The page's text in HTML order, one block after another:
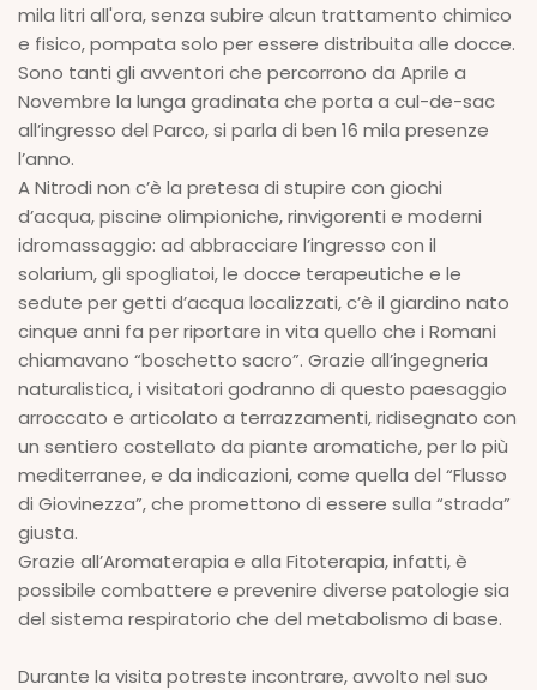
mila litri all'ora, senza subire alcun trattamento chimico
e fisico, pompata solo per essere distribuita alle docce.
Sono tanti gli avventori che percorrono da Aprile a
Novembre la lunga gradinata che porta a cul-de-sac
all’ingresso del Parco, si parla di ben 16 mila presenze
l’anno.
A Nitrodi non c’è la pretesa di stupire con giochi
d’acqua, piscine olimpioniche, rinvigorenti e moderni
idromassaggio: ad abbracciare l’ingresso con il
solarium, gli spogliatoi, le docce terapeutiche e le
sedute per getti d’acqua localizzati, c’è il giardino nato
cinque anni fa per riportare in vita quello che i Romani
chiamavano “boschetto sacro”. Grazie all’ingegneria
naturalistica, i visitatori godranno di questo paesaggio
arroccato e articolato a terrazzamenti, ridisegnato con
un sentiero costellato da piante aromatiche, per lo più
mediterranee, e da indicazioni, come quella del “Flusso
di Giovinezza”, che promettono di essere sulla “strada”
giusta.
Grazie all’Aromaterapia e alla Fitoterapia, infatti, è
possibile combattere e prevenire diverse patologie sia
del sistema respiratorio che del metabolismo di base.
Durante la visita potreste incontrare, avvolto nel suo